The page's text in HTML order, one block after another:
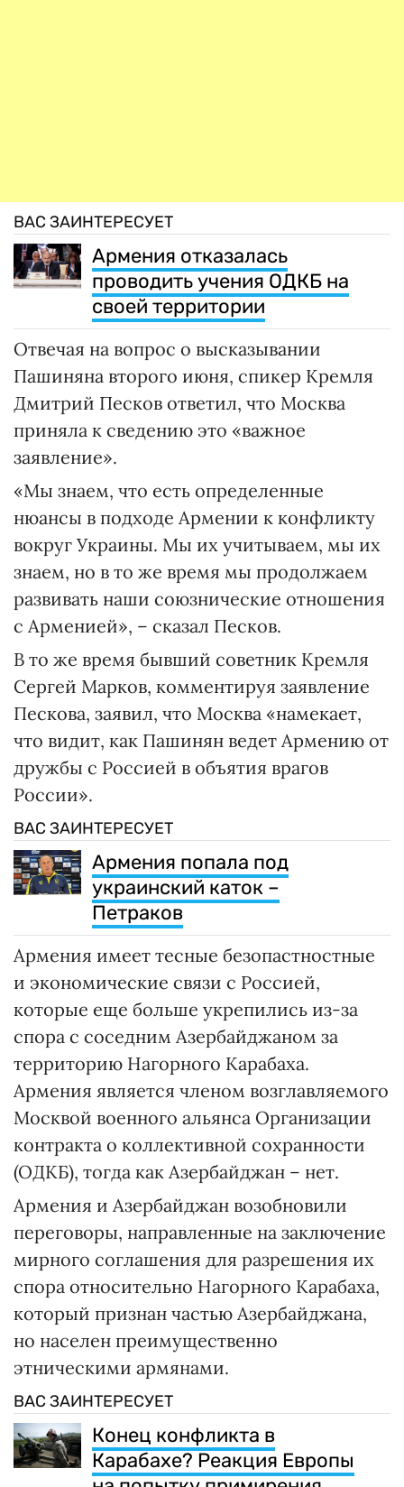
ВАС ЗАИНТЕРЕСУЕТ
Армения отказалась
проводить учения ОДКБ на
своей территории
Отвечая на вопрос о высказывании
Пашиняна второго июня, спикер Кремля
Дмитрий Песков ответил, что Москва
приняла к сведению это «важное
заявление».
«Мы знаем, что есть определенные
нюансы в подходе Армении к конфликту
вокруг Украины. Мы их учитываем, мы их
знаем, но в то же время мы продолжаем
развивать наши союзнические отношения
с Арменией», – сказал Песков.
В то же время бывший советник Кремля
Сергей Марков, комментируя заявление
Пескова, заявил, что Москва «намекает,
что видит, как Пашинян ведет Армению от
дружбы с Россией в объятия врагов
России».
ВАС ЗАИНТЕРЕСУЕТ
Армения попала под
украинский каток –
Петраков
Армения имеет тесные безопастностные
и экономические связи с Россией,
которые еще больше укрепились из-за
спора с соседним Азербайджаном за
территорию Нагорного Карабаха.
Армения является членом возглавляемого
Москвой военного альянса Организации
контракта о коллективной сохранности
(ОДКБ), тогда как Азербайджан – нет.
Армения и Азербайджан возобновили
переговоры, направленные на заключение
мирного соглашения для разрешения их
спора относительно Нагорного Карабаха,
который признан частью Азербайджана,
но населен преимущественно
этническими армянами.
ВАС ЗАИНТЕРЕСУЕТ
Конец конфликта в
Карабахе? Реакция Европы